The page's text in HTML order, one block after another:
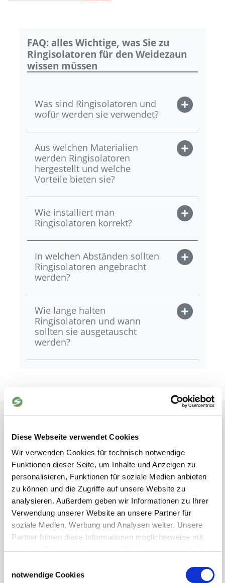
Diese Webseite verwendet Cookies
Wir verwenden Cookies für technisch notwendige
Funktionen dieser Seite, um Inhalte und Anzeigen zu
personalisieren, Funktionen für soziale Medien anbieten
zu können und die Zugriffe auf unsere Website zu
analysieren. Außerdem geben wir Informationen zu Ihrer
Verwendung unserer Website an unsere Partner für
soziale Medien, Werbung und Analysen weiter. Unsere
Partner führen diese Informationen möglicherweise mit
gesammelt haben.
notwendige Cookies
FAQ: alles Wichtige, was Sie zu
Ringisolatoren für den Weidezaun
wissen müssen
Was sind Ringisolatoren und
wofür werden sie verwendet?
Aus welchen Materialien
werden Ringisolatoren
hergestellt und welche
Vorteile bieten sie?
Wie installiert man
Ringisolatoren korrekt?
In welchen Abständen sollten
Ringisolatoren angebracht
werden?
Wie lange halten
Ringisolatoren und wann
sollten sie ausgetauscht
werden?
Ringisolatoren für eine sichere Führung des
Weidezäune sind strombetriebene Zaunanlagen, die zum
einen die eigenen Tiere innerhalb des eingezäunten Bereichs
und Wildtiere von außen fernhalten sollen. Damit bei diesem
Unterfangen weder Tier noch Mensch geschädigt werden,
sind
Ringisolatoren
Pfosten und Zaunelementen eingesetzt und stehen für Zäune
aus verschiedenen Materialien bereit. Ein großer Vorteil der
Ringisolatoren gegenüber anderen Isolatoren ist der flexible
und vielfältige Einsatz.Sind Sie auf der Suche nach
passenden Isolatoren, können Sie sich auf den Siepmann-
Ringisolatoren verhindern auf unkomplizierte Art und Weise,